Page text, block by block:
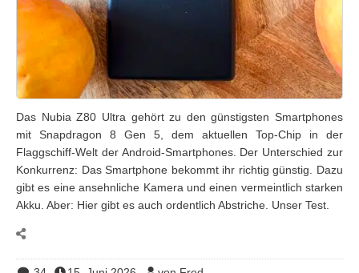
Das Nubia Z80 Ultra gehört zu den günstigsten Smartphones
mit Snapdragon 8 Gen 5, dem aktuellen Top-Chip in der
Flaggschiff-Welt der Android-Smartphones. Der Unterschied zur
Konkurrenz: Das Smartphone bekommt ihr richtig günstig. Dazu
gibt es eine ansehnliche Kamera und einen vermeintlich starken
Akku. Aber: Hier gibt es auch ordentlich Abstriche. Unser Test.